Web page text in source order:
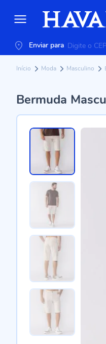
Enviar para
Início Moda Masculino
Bermuda